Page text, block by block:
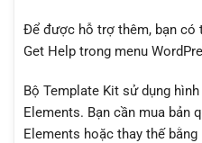
Để được hỗ trợ thêm, bạn có
Get Help trong menu
Bộ Template Kit sử dụng
Elements. Bạn cần mua bản
Elements hoặc thay thế bằng